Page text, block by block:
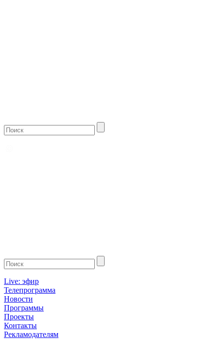
Live: эфир
Телепрограмма
Новости
Программы
Проекты
Контакты
Рекламодателям